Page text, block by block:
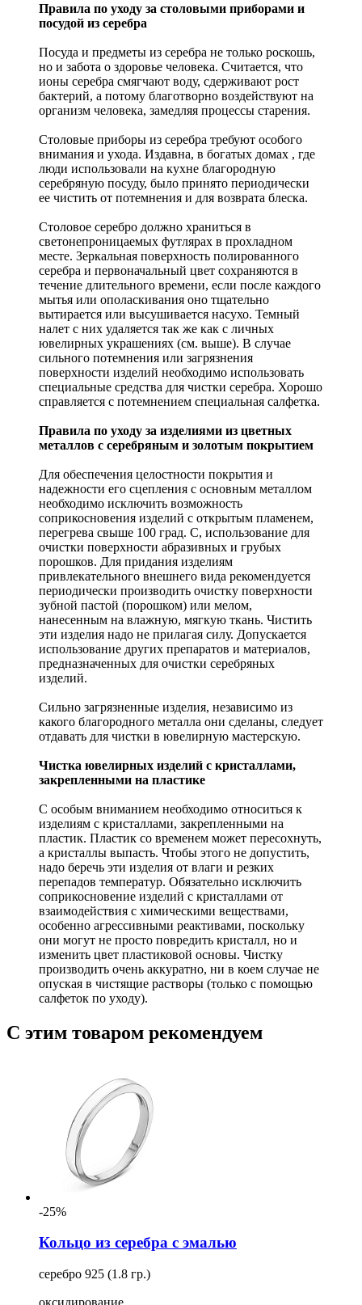
Правила по уходу за столовыми приборами и
посудой из серебра
Посуда и предметы из серебра не только роскошь,
но и забота о здоровье человека. Считается, что
ионы серебра смягчают воду, сдерживают рост
бактерий, а потому благотворно воздействуют на
организм человека, замедляя процессы старения.
Столовые приборы из серебра требуют особого
внимания и ухода. Издавна, в богатых домах , где
люди использовали на кухне благородную
серебряную посуду, было принято периодически
ее чистить от потемнения и для возврата блеска.
Столовое серебро должно храниться в
светонепроницаемых футлярах в прохладном
месте. Зеркальная поверхность полированного
серебра и первоначальный цвет сохраняются в
течение длительного времени, если после каждого
мытья или ополаскивания оно тщательно
вытирается или высушивается насухо. Темный
налет с них удаляется так же как с личных
ювелирных украшениях (см. выше). В случае
сильного потемнения или загрязнения
поверхности изделий необходимо использовать
специальные средства для чистки серебра. Хорошо
справляется с потемнением специальная салфетка.
Правила по уходу за изделиями из цветных
металлов с серебряным и золотым покрытием
Для обеспечения целостности покрытия и
надежности его сцепления с основным металлом
необходимо исключить возможность
соприкосновения изделий с открытым пламенем,
перегрева свыше 100 град. С, использование для
очистки поверхности абразивных и грубых
порошков. Для придания изделиям
привлекательного внешнего вида рекомендуется
периодически производить очистку поверхности
зубной пастой (порошком) или мелом,
нанесенным на влажную, мягкую ткань. Чистить
эти изделия надо не прилагая силу. Допускается
использование других препаратов и материалов,
предназначенных для очистки серебряных
изделий.
Сильно загрязненные изделия, независимо из
какого благородного металла они сделаны, следует
отдавать для чистки в ювелирную мастерскую.
Чистка ювелирных изделий с кристаллами,
закрепленными на пластике
С особым вниманием необходимо относиться к
изделиям с кристаллами, закрепленными на
пластик. Пластик со временем может пересохнуть,
а кристаллы выпасть. Чтобы этого не допустить,
надо беречь эти изделия от влаги и резких
перепадов температур. Обязательно исключить
соприкосновение изделий с кристаллами от
взаимодействия с химическими веществами,
особенно агрессивными реактивами, поскольку
они могут не просто повредить кристалл, но и
изменить цвет пластиковой основы. Чистку
производить очень аккуратно, ни в коем случае не
опуская в чистящие растворы (только с помощью
салфеток по уходу).
С этим товаром рекомендуем
-25%
Кольцо из серебра с эмалью
серебро 925 (1.8 гр.)